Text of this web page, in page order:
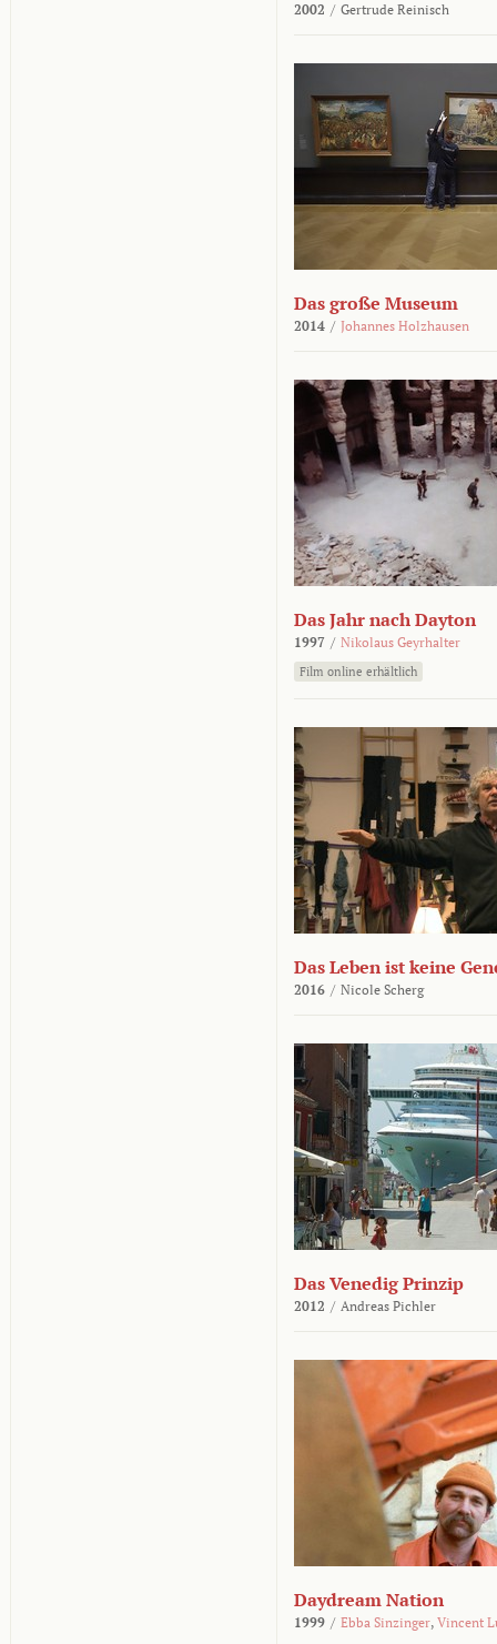
2002 / Gertrude Reinisch
Das große Museum
2014 / Johannes Holzhausen
Das Jahr nach Dayton
1997 / Nikolaus Geyrhalter
Film online erhältlich
Das Leben ist keine
2016 / Nicole Scherg
Das Venedig Prinzip
2012 / Andreas Pichler
Daydream Nation
1999 / Ebba Sinzinger, Vincent